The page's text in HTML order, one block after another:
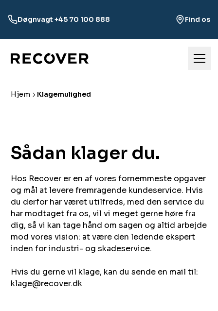
Døgnvagt +45 70 100 888 Find os
Hjem Klagemulighed
Sådan klager du.
Hos Recover er en af vores fornemmeste opgaver
og mål at levere fremragende kundeservice. Hvis
du derfor har været utilfreds, med den service du
har modtaget fra os, vil vi meget gerne høre fra
dig, så vi kan tage hånd om sagen og altid arbejde
mod vores vision: at være den ledende ekspert
inden for industri- og skadeservice.
Hvis du gerne vil klage, kan du sende en mail til:
klage@recover.dk